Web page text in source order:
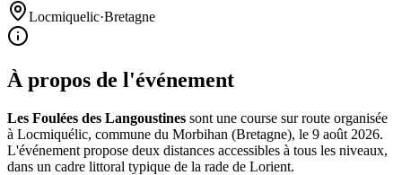
Locmiquelic·Bretagne
À propos de l'événement
Les Foulées des Langoustines sont une course sur route organisée
à Locmiquélic, commune du Morbihan (Bretagne), le 9 août 2026.
L'événement propose deux distances accessibles à tous les niveaux,
dans un cadre littoral typique de la rade de Lorient.